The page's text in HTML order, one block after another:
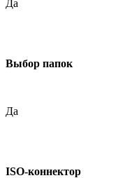
Да
Выбор папок
Да
ISO-коннектор